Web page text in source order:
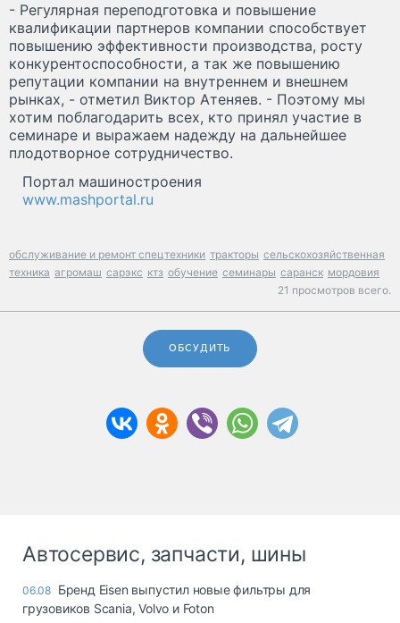
- Регулярная переподготовка и повышение
квалификации партнеров компании способствует
повышению эффективности производства, росту
конкурентоспособности, а так же повышению
репутации компании на внутреннем и внешнем
рынках, - отметил Виктор Атеняев. - Поэтому мы
хотим поблагодарить всех, кто принял участие в
семинаре и выражаем надежду на дальнейшее
плодотворное сотрудничество.
Портал машиностроения
www.mashportal.ru
обслуживание и ремонт спецтехники тракторы сельскохозяйственная
техника агромаш сарэкс ктз обучение семинары саранск мордовия
21 просмотров всего.
ОБСУДИТЬ
Автосервис, запчасти, шины
06.08 Бренд Eisen выпустил новые фильтры для
грузовиков Scania, Volvo и Foton